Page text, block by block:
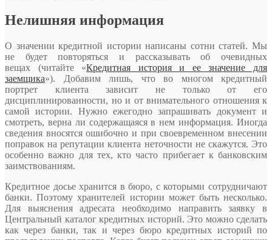
Нелишняя информация
О значении кредитной истории написаны сотни статей. Мы
не будет повторяться и рассказывать об очевидных
вещах (читайте «Кредитная история и ее значение для
заемщика»). Добавим лишь, что во многом кредитный
портрет клиента зависит не только от его
дисциплинированности, но и от внимательного отношения к
самой истории. Нужно ежегодно запрашивать документ и
смотреть, верна ли содержащаяся в нем информация. Иногда
сведения вносятся ошибочно и при своевременном внесении
поправок на репутации клиента неточности не скажутся. Это
особенно важно для тех, кто часто прибегает к банковским
заимствованиям.
Кредитное досье хранится в бюро, с которыми сотрудничают
банки. Поэтому хранителей истории может быть несколько.
Для выяснения адресата необходимо направить заявку в
Центральный каталог кредитных историй. Это можно сделать
как через банки, так и через бюро кредитных историй по